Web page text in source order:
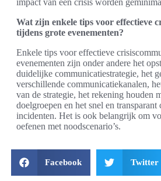
impact van een crisis worden
Wat zijn enkele tips voor effectieve
tijdens grote evenementen?
Enkele tips voor effectieve
evenementen zijn onder andere het
duidelijke communicatiestrategie, het
verschillende communicatiekanalen,
van de strategie, het rekening houden
doelgroepen en het snel en
incidenten. Het is ook belangrijk om
oefenen met noodscenario’s.
Facebook Twitter